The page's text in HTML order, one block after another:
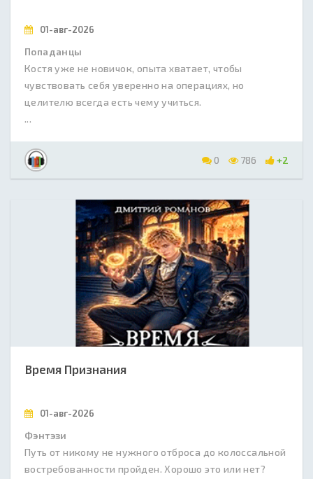
01-авг-2026
Попаданцы
Костя уже не новичок, опыта хватает, чтобы
чувствовать себя уверенно на операциях, но
целителю всегда есть чему учиться.
...
0 786 +2
Время Признания
01-авг-2026
Фэнтэзи
Путь от никому не нужного отброса до колоссальной
востребованности пройден. Хорошо это или нет?